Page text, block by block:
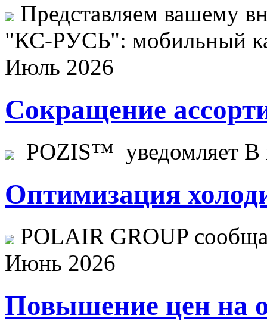
Представляем вашему
"КС-РУСЬ": мобильный
Июль 2026
Сокращение
POZIS™ уведомляет В
Оптимизация
POLAIR GROUP
Июнь 2026
Повышение цен на